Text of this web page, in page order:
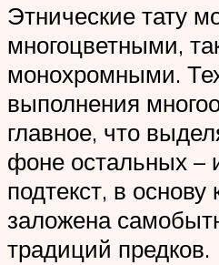
Этнические тату
многоцветными,
монохромными.
выполнения
главное, что
фоне остальных –
подтекст, в основу
заложена
традиций предков.